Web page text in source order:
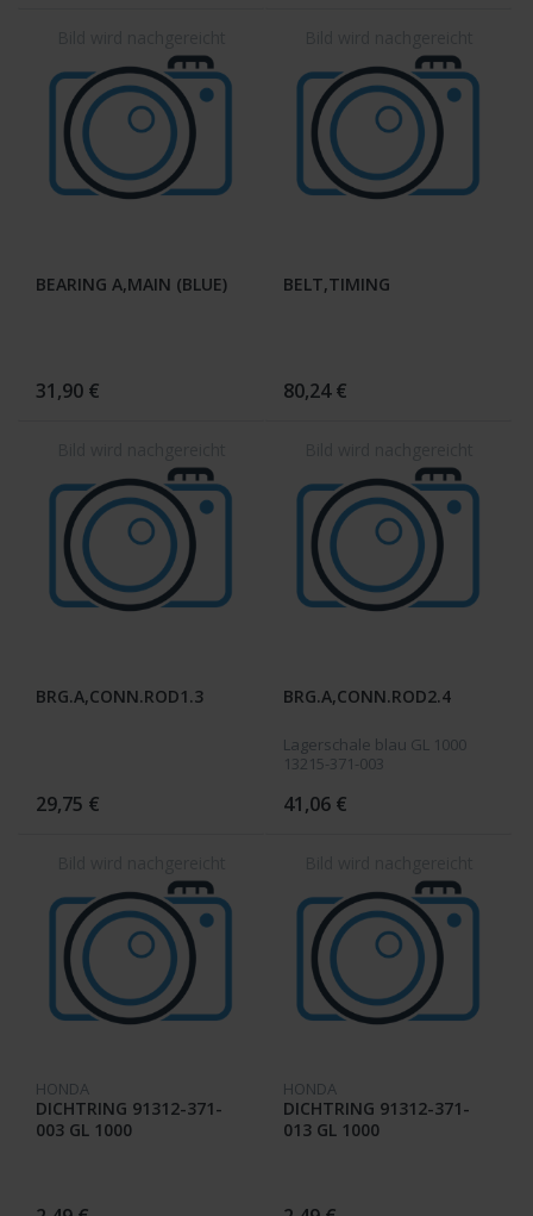
BEARING A,MAIN (BLUE)
31,90 €
BELT,TIMING
80,24 €
BRG.A,CONN.ROD1.3
29,75 €
BRG.A,CONN.ROD2.4
Lagerschale blau GL 1000
13215-371-003
41,06 €
HONDA
DICHTRING 91312-371-
003 GL 1000
HONDA
DICHTRING 91312-371-
013 GL 1000